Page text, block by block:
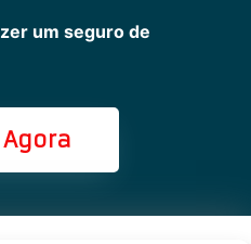
um seguro de
Agora